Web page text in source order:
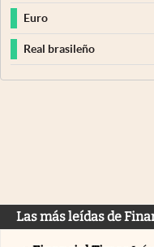
Euro
Real brasileño
Las más leídas de